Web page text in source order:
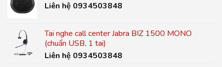
Liên hệ 0934503848
Tai nghe call center Jabra BIZ 1500 MONO
(chuẩn USB, 1 tai)
Liên hệ 0934503848